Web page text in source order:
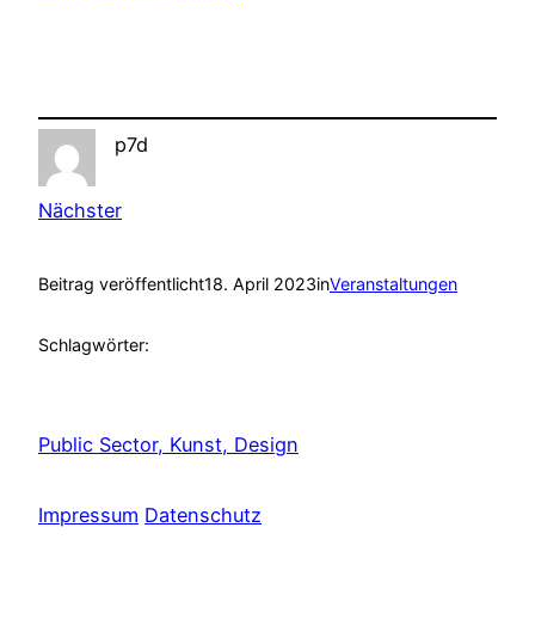
p7d
Nächster
Beitrag veröffentlicht18. April 2023inVeranstaltungen
Schlagwörter:
Public Sector, Kunst, Design
Impressum Datenschutz